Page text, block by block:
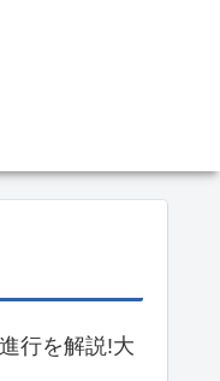
行を解説!大